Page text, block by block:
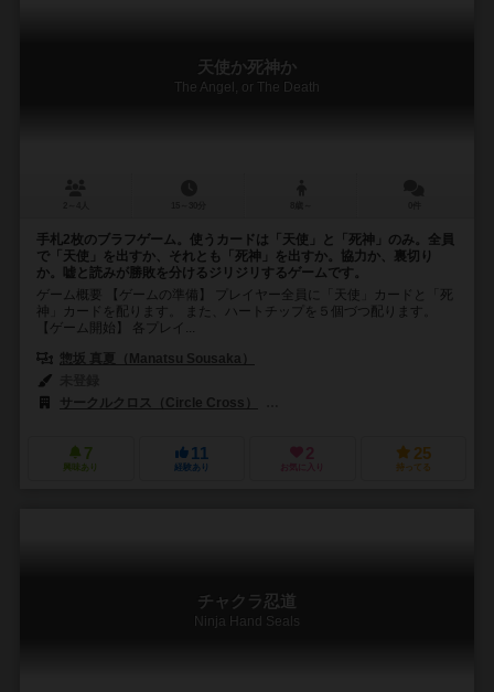
天使か死神か
The Angel, or The Death
手札2枚のブラフゲーム。使うカードは「天使」と「死神」のみ。全員
で「天使」を出すか、それとも「死神」を出すか。協力か、裏切り
か。嘘と読みが勝敗を分けるジリジリするゲームです。
ゲーム概要 【ゲームの準備】 プレイヤー全員に「天使」カードと「死
神」カードを配ります。 また、ハートチップを５個づつ配ります。
【ゲーム開始】 各プレイ...
惣坂 真夏（Manatsu Sousaka）
サークルクロス（Circle Cross）
7
興味あり
11
経験あり
2
お気に入り
25
持ってる
チャクラ忍道
Ninja Hand Seals